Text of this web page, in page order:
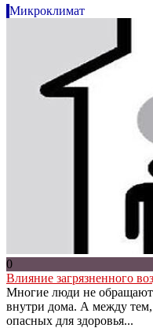
Микроклимат
0
Влияние загрязненного
Многие люди не обращают
внутри дома. А между
опасных для здоровья...